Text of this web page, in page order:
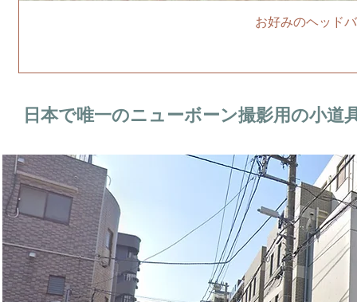
お好みのヘッド
日本で唯一のニューボーン撮影用の小道